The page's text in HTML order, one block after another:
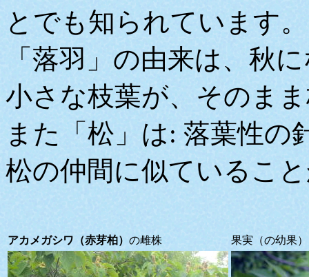
とでも知られています。
「落羽」の由来は、秋
小さな枝葉が、そのま
また「松」は: 落葉性の
松の仲間に似ているこ
アカメガシワ（赤芽柏） の雌株 果実（の幼果）